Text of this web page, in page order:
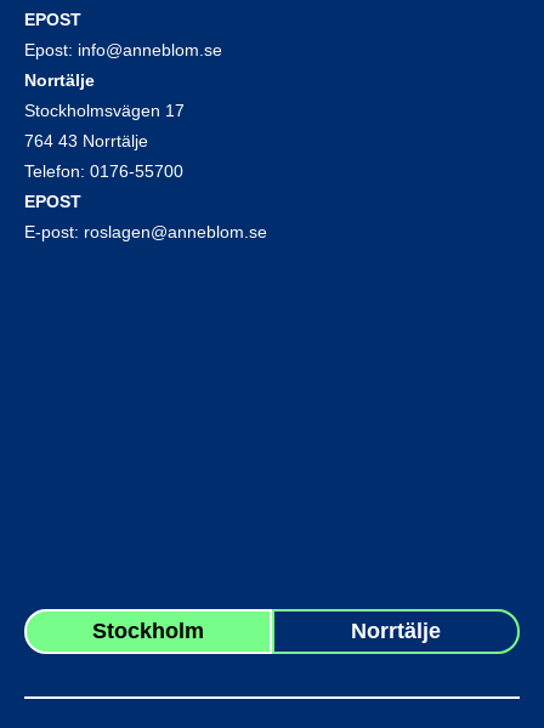
EPOST
Epost: info@anneblom.se
Norrtälje
Stockholmsvägen 17
764 43 Norrtälje
Telefon: 0176-55700
EPOST
E-post: roslagen@anneblom.se
Stockholm Norrtälje